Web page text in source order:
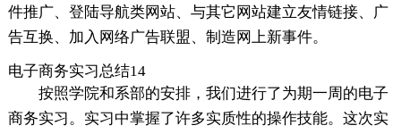
件推广、登陆导航类网站、与其它网站建立友情链接、广
告互换、加入网络广告联盟、制造网上新事件。
电子商务实习总结14
按照学院和系部的安排，我们进行了为期一周的电子
商务实习。实习中掌握了许多实质性的操作技能。这次实